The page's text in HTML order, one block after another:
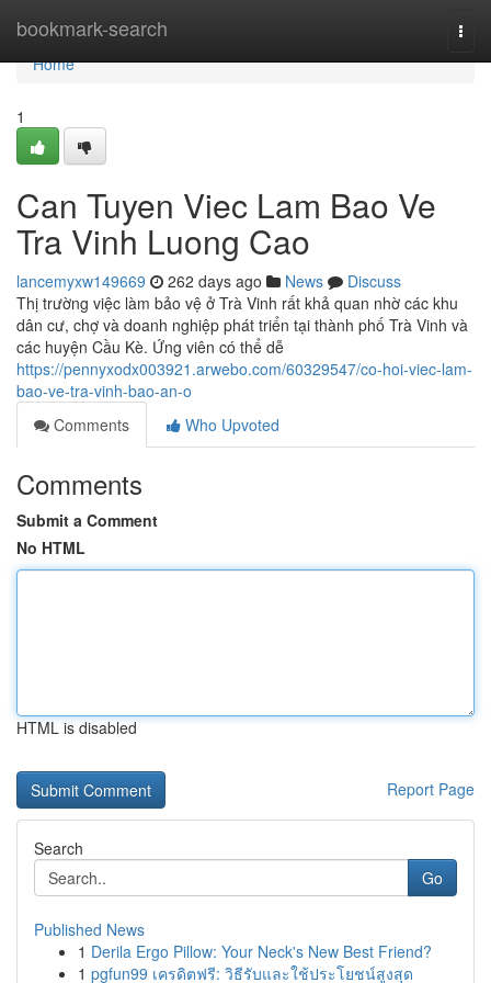
bookmark-search
Home
Home
1
Can Tuyen Viec Lam Bao Ve
Tra Vinh Luong Cao
lancemyxw149669 262 days ago News
Discuss
Thị trường việc làm bảo vệ ở Trà Vinh rất khả quan nhờ các khu
dân cư, chợ và doanh nghiệp phát triển tại thành phố Trà Vinh và
các huyện Cầu Kè. Ứng viên có thể dễ
https://pennyxodx003921.arwebo.com/60329547/co-hoi-viec-lam-
bao-ve-tra-vinh-bao-an-o
Comments
Who Upvoted
Comments
Submit a Comment
No HTML
HTML is disabled
Report Page
Search
Go
Published News
1 Derila Ergo Pillow: Your Neck's New Best Friend?
1 pgfun99 เครดิตฟรี: วิธีรับและใช้ประโยชน์สูงสุด